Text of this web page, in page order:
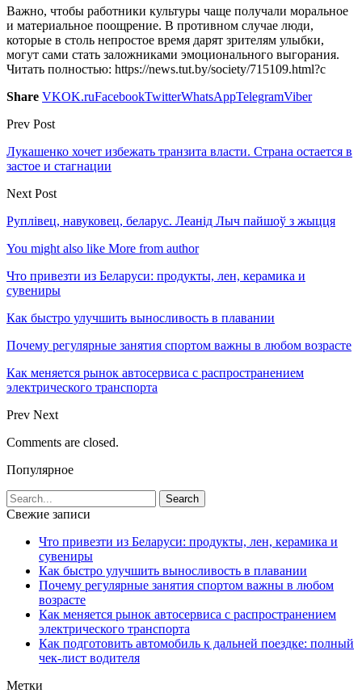
Важно, чтобы работники культуры чаще получали моральное
и материальное поощрение. В противном случае люди,
которые в столь непростое время дарят зрителям улыбки,
могут сами стать заложниками эмоционального выгорания.
Читать полностью: https://news.tut.by/society/715109.html?c
Share VKOK.ruFacebookTwitterWhatsAppTelegramViber
Prev Post
Лукашенко хочет избежать транзита власти. Страна остается в
застое и стагнации
Next Post
Руплівец, навуковец, беларус. Леанід Лыч пайшоў з жыцця
You might also like More from author
Что привезти из Беларуси: продукты, лен, керамика и
сувениры
Как быстро улучшить выносливость в плавании
Почему регулярные занятия спортом важны в любом возрасте
Как меняется рынок автосервиса с распространением
электрического транспорта
Prev Next
Comments are closed.
Популярное
Свежие записи
Что привезти из Беларуси: продукты, лен, керамика и
сувениры
Как быстро улучшить выносливость в плавании
Почему регулярные занятия спортом важны в любом
возрасте
Как меняется рынок автосервиса с распространением
электрического транспорта
Как подготовить автомобиль к дальней поездке: полный
чек-лист водителя
Метки